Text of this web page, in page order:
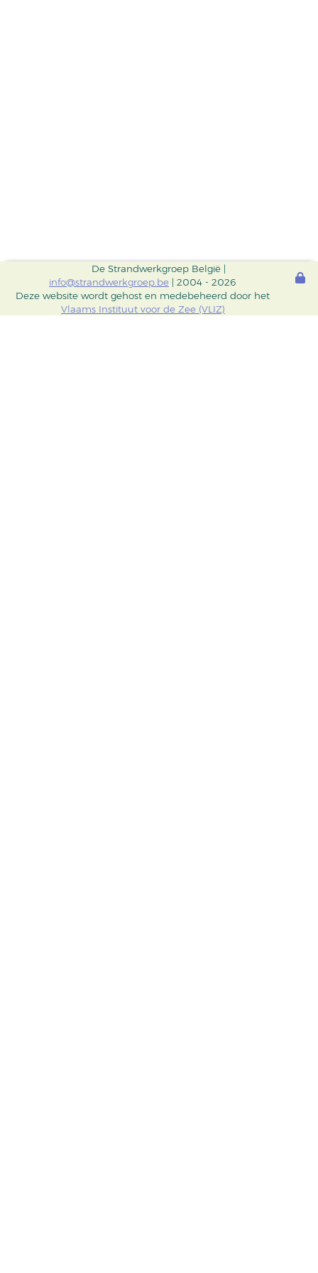
De Strandwerkgroep België |
info@strandwerkgroep.be | 2004 - 2026
Deze website wordt gehost en medebeheerd door het
Vlaams Instituut voor de Zee (VLIZ)